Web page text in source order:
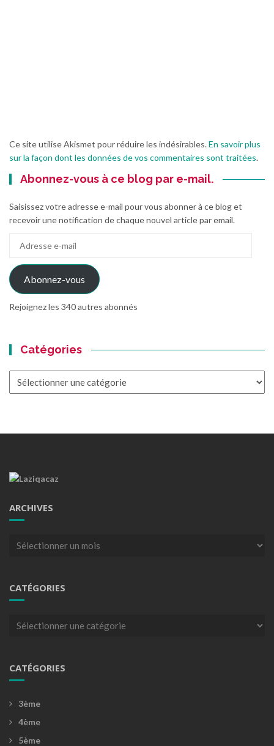
Ce site utilise Akismet pour réduire les indésirables.En savoir plus
sur la façon dont les données de vos commentaires sont traitées.
Abonnez-vous à ce blog par e-mail.
Saisissez votre adresse e-mail pour vous abonner à ce blog et
recevoir une notification de chaque nouvel article par email.
mail
Abonnez-vous
Rejoignez les 340 autres abonnés
Catégories
ARCHIVES
Archives
CATÉGORIES
Catégories
CATÉGORIES
3ème
4ème
5ème